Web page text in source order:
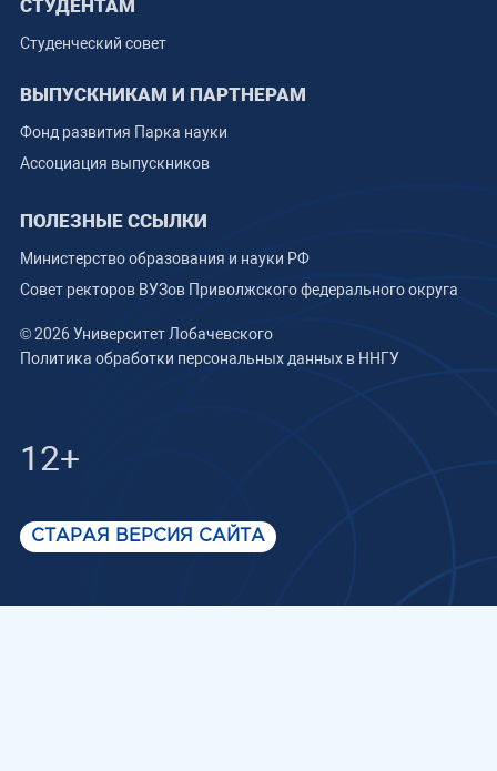
СТУДЕНТАМ
Студенческий совет
ВЫПУСКНИКАМ И ПАРТНЕРАМ
Фонд развития Парка науки
Ассоциация выпускников
ПОЛЕЗНЫЕ ССЫЛКИ
Министерство образования и науки РФ
Совет ректоров ВУЗов Приволжского федерального округа
© 2026 Университет Лобачевского
Политика обработки персональных данных в ННГУ
12+
СТАРАЯ ВЕРСИЯ САЙТА